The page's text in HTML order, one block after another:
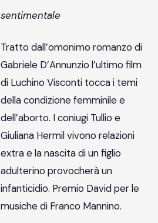
sentimentale
Tratto dall’omonimo romanzo di
Gabriele D’Annunzio l’ultimo film
di Luchino Visconti tocca i temi
della condizione femminile e
dell’aborto. I coniugi Tullio e
Giuliana Hermil vivono relazioni
extra e la nascita di un figlio
adulterino provocherà un
infanticidio. Premio David per le
musiche di Franco Mannino.